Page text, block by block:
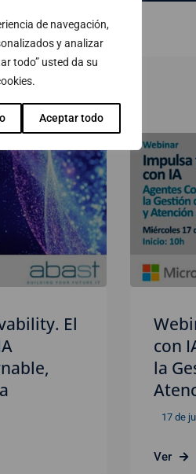
de navegación,
y analizar
todo” usted da su
Aceptar todo
El
con
la
17 de
Ver